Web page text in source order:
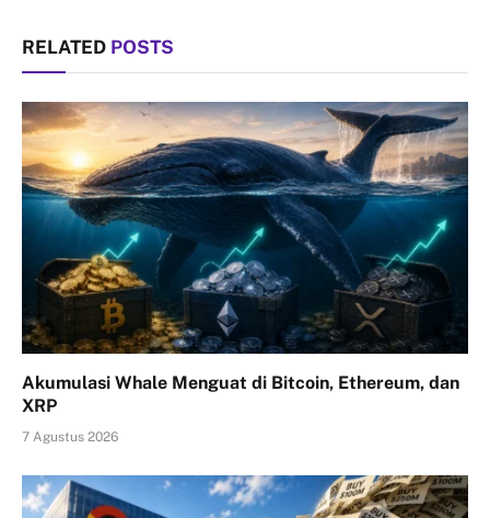
RELATED POSTS
Akumulasi Whale Menguat di Bitcoin, Ethereum, dan
XRP
7 Agustus 2026